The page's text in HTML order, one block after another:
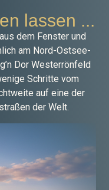
lassen ...
dem Fenster und
am Nord-Ostsee-
Dor Westerrönfeld
Schritte vom
auf eine der
der Welt.